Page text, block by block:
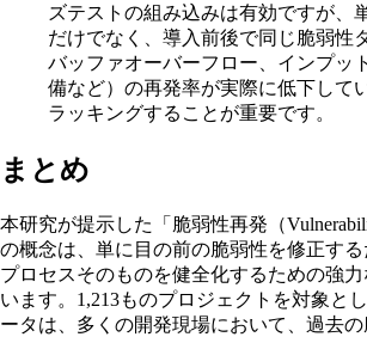
ズテストの組み込みは有効ですが、
だけでなく、導入前後で同じ脆弱性
バッファオーバーフロー、インプッ
備など）の再発率が実際に低下して
ラッキングすることが重要です。
まとめ
本研究が提示した「脆弱性再発（
の概念は、単に目の前の脆弱性を修正す
プロセスそのものを健全化するための強
います。1,213ものプロジェクトを対象と
ータは、多くの開発現場において、過去